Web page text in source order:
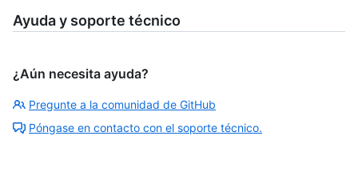
Ayuda y soporte técnico
¿Aún necesita ayuda?
Pregunte a la comunidad de GitHub
Póngase en contacto con el soporte técnico.